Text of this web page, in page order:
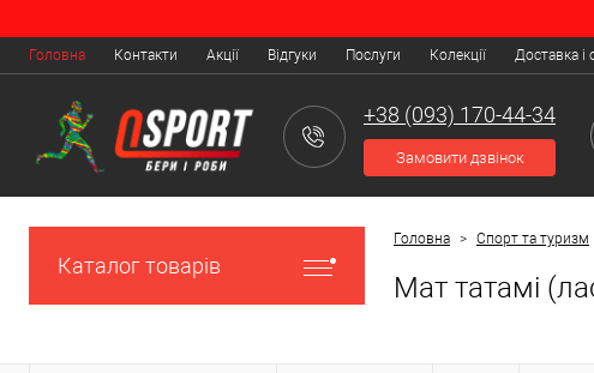
Головна Контакти Акції Відгуки Послуги Колекції Доставка і
+38 (093) 170-44-34
Замовити дзвінок
Каталог товарів
Головна > Спорт та туризм
Мат татамі